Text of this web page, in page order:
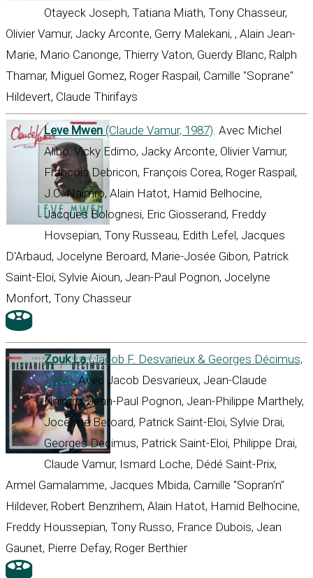
Otayeck Joseph, Tatiana Miath, Tony Chasseur,
Olivier Vamur, Jacky Arconte, Gerry Malekani, , Alain Jean-
Marie, Mario Canonge, Thierry Vaton, Guerdy Blanc, Ralph
Thamar, Miguel Gomez, Roger Raspail, Camille "Soprane"
Hildevert, Claude Thirifays
Leve Mwen (Claude Vamur, 1987). Avec Michel
Alibo, Vicky Edimo, Jacky Arconte, Olivier Vamur,
Francois Debricon, François Corea, Roger Raspail,
J.C. Naimro, Alain Hatot, Hamid Belhocine,
Jacques Bolognesi, Eric Giosserand, Freddy
Hovsepian, Tony Russeau, Edith Lefel, Jacques
D'Arbaud, Jocelyne Beroard, Marie-Josée Gibon, Patrick
Saint-Eloi, Sylvie Aioun, Jean-Paul Pognon, Jocelyne
Monfort, Tony Chasseur
Zouk La(Jacob F. Desvarieux & Georges Décimus,
1984). Avec Jacob Desvarieux, Jean-Claude
Naimro, Jean-Paul Pognon, Jean-Philippe Marthely,
Jocelyne Beroard, Patrick Saint-Eloi, Sylvie Drai,
Georges Decimus, Patrick Saint-Eloi, Philippe Drai,
Claude Vamur, Ismard Loche, Dédé Saint-Prix,
Armel Gamalamme, Jacques Mbida, Camille "Sopran'n"
Hildever, Robert Benzrihem, Alain Hatot, Hamid Belhocine,
Freddy Houssepian, Tony Russo, France Dubois, Jean
Gaunet, Pierre Defay, Roger Berthier